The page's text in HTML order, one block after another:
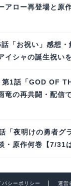
アロー再登場と原
「お祝い」感想・
イシャの誕生祝い
1話「GOD OF
竜の再共闘・配信
「夜明けの勇者グ
・原作何巻【7/31
バシーポリシー 運営